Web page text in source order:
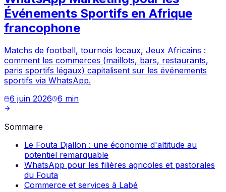
Événements Sportifs en Afrique
francophone
Matchs de football, tournois locaux, Jeux Africains :
comment les commerces (maillots, bars, restaurants,
paris sportifs légaux) capitalisent sur les événements
sportifs via WhatsApp.
6 juin 2026 6 min
Sommaire
Le Fouta Djallon : une économie d'altitude au
potentiel remarquable
WhatsApp pour les filières agricoles et pastorales
du Fouta
Commerce et services à Labé